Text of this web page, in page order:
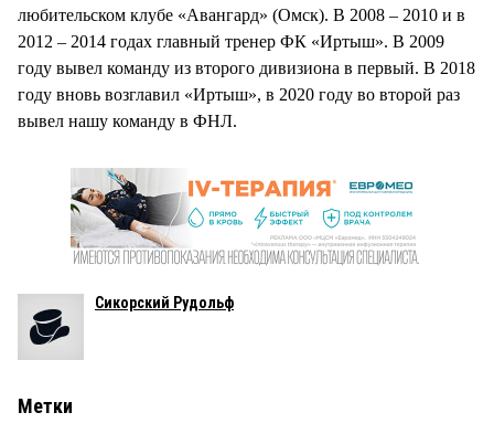
любительском клубе «Авангард» (Омск). В 2008 – 2010 и в
2012 – 2014 годах главный тренер ФК «Иртыш». В 2009
году вывел команду из второго дивизиона в первый. В 2018
году вновь возглавил «Иртыш», в 2020 году во второй раз
вывел нашу команду в ФНЛ.
Сикорский Рудольф
Метки